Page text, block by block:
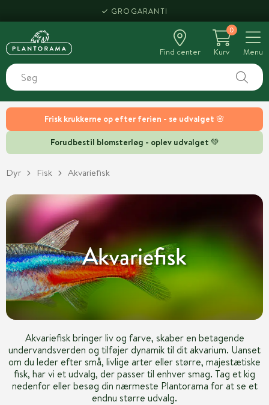
Frisk krukkerne op efter ferien - se udvalget 🌸
Forudbestil blomsterløg - oplev udvalget 💚
HENT SAMME DAG
Find center
0
Kurv
Menu
Dyr Fisk Akvariefisk
Akvariefisk
Akvariefisk bringer liv og farve, skaber en betagende
undervandsverden og tilføjer dynamik til dit akvarium. Uanset
om du leder efter små, livlige arter eller større, majestætiske
fisk, har vi et udvalg, der passer til enhver smag. Tag et kig
nedenfor eller besøg din nærmeste Plantorama for at se et
endnu større udvalg.